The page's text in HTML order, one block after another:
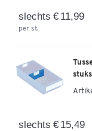
slechts € 11,99
per st.
stuks
slechts € 15,49